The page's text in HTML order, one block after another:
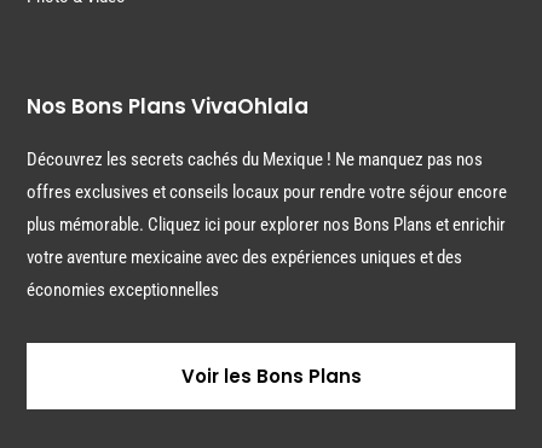
Nos Bons Plans VivaOhlala
Découvrez les secrets cachés du Mexique ! Ne manquez pas nos
offres exclusives et conseils locaux pour rendre votre séjour encore
plus mémorable. Cliquez ici pour explorer nos Bons Plans et enrichir
votre aventure mexicaine avec des expériences uniques et des
économies exceptionnelles
Voir les Bons Plans